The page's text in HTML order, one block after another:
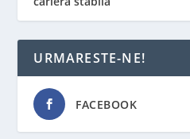
URMARESTE-NE!
FACEBOOK